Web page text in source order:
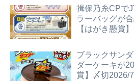
揖保乃糸CPで
ラーバッグが
【はがき懸賞
ブラックサン
ダーケーキが
賞】〆切2026/